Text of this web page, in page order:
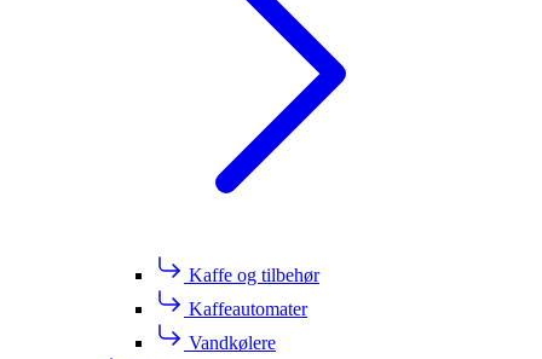
Kaffe og tilbehør
Kaffeautomater
Vandkølere